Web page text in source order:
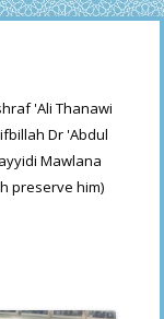
'Ali Thanawi
Dr 'Abdul
Mawlana
preserve him)